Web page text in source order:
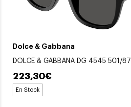
Dolce & Gabbana
DOLCE & GABBANA DG 4545 501/87
223,30€
En Stock